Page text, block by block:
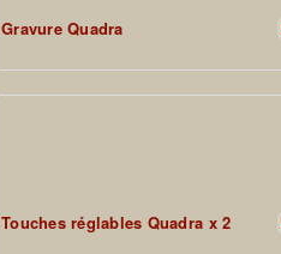
Gravure Quadra
Touches réglables Quadra x 2